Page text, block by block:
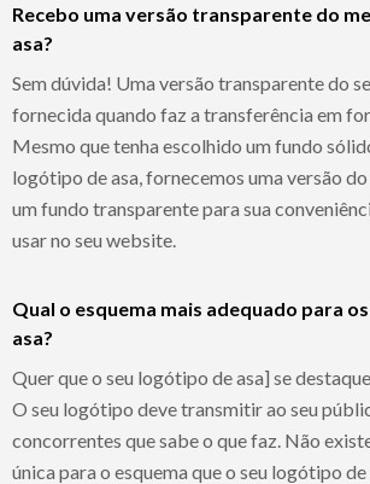
Recebo uma versão transparente do
asa?
Sem dúvida! Uma versão transparente do
fornecida quando faz a transferência em
Mesmo que tenha escolhido um fundo
logótipo de asa, fornecemos uma versão
um fundo transparente para sua
usar no seu website.
Qual o esquema mais adequado para
asa?
Quer que o seu logótipo de asa] se
O seu logótipo deve transmitir ao seu
concorrentes que sabe o que faz. Não
única para o esquema que o seu logótipo